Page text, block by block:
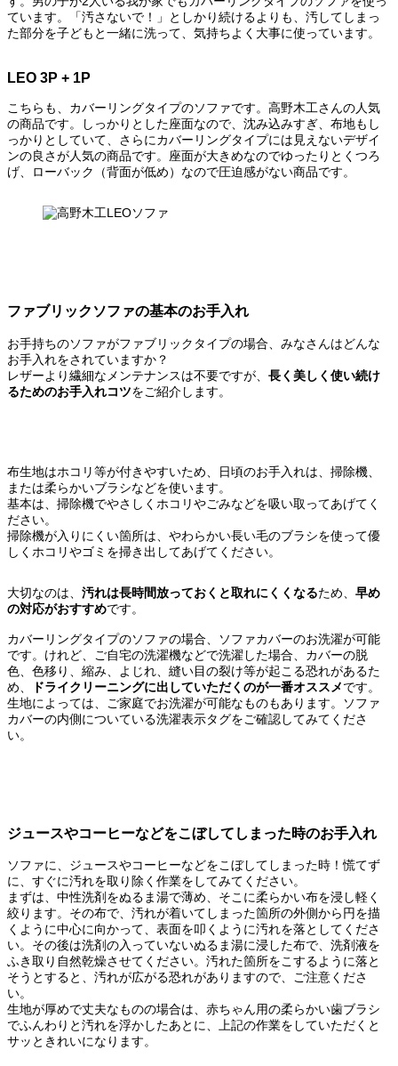
ています。「汚さないで！」としかり続けるよりも、汚してしまっ
た部分を子どもと一緒に洗って、気持ちよく大事に使っています。
LEO 3P + 1P
こちらも、カバーリングタイプのソファです。高野木工さんの人気
の商品です。しっかりとした座面なので、沈み込みすぎ、布地もし
っかりとしていて、さらにカバーリングタイプには見えないデザイ
ンの良さが人気の商品です。座面が大きめなのでゆったりとくつろ
げ、ローバック（背面が低め）なので圧迫感がない商品です。
ファブリックソファの基本のお手入れ
お手持ちのソファがファブリックタイプの場合、みなさんはどんな
お手入れをされていますか？
レザーより繊細なメンテナンスは不要ですが、 長く美しく使い続け
るためのお手入れコツをご紹介します。
布生地はホコリ等が付きやすいため、日頃のお手入れは、掃除機、
または柔らかいブラシなどを使います。
基本は、掃除機でやさしくホコリやごみなどを吸い取ってあげてく
ださい。
掃除機が入りにくい箇所は、やわらかい長い毛のブラシを使って優
しくホコリやゴミを掃き出してあげてください。
大切なのは、 汚れは長時間放っておくと取れにくくなるため、 早め
の対応がおすすめです。
カバーリングタイプのソファの場合、ソファカバーのお洗濯が可能
です。けれど、ご自宅の洗濯機などで洗濯した場合、カバーの脱
色、色移り、縮み、よじれ、縫い目の裂け等が起こる恐れがあるた
め、
ドライクリーニングに出していただくのが一番オススメです。
生地によっては、ご家庭でお洗濯が可能なものもあります。ソファ
カバーの内側についている洗濯表示タグをご確認してみてくださ
い。
ジュースやコーヒーなどをこぼしてしまった時のお手入れ
ソファに、ジュースやコーヒーなどをこぼしてしまった時！慌てず
に、すぐに汚れを取り除く作業をしてみてください。
まずは、中性洗剤をぬるま湯で薄め、そこに柔らかい布を浸し軽く
絞ります。その布で、汚れが着いてしまった箇所の外側から円を描
くように中心に向かって、表面を叩くように汚れを落としてくださ
い。その後は洗剤の入っていないぬるま湯に浸した布で、洗剤液を
ふき取り自然乾燥させてください。汚れた箇所をこするように落と
そうとすると、汚れが広がる恐れがありますので、ご注意くださ
い。
生地が厚めで丈夫なものの場合は、赤ちゃん用の柔らかい歯ブラシ
でふんわりと汚れを浮かしたあとに、上記の作業をしていただくと
サッときれいになります。